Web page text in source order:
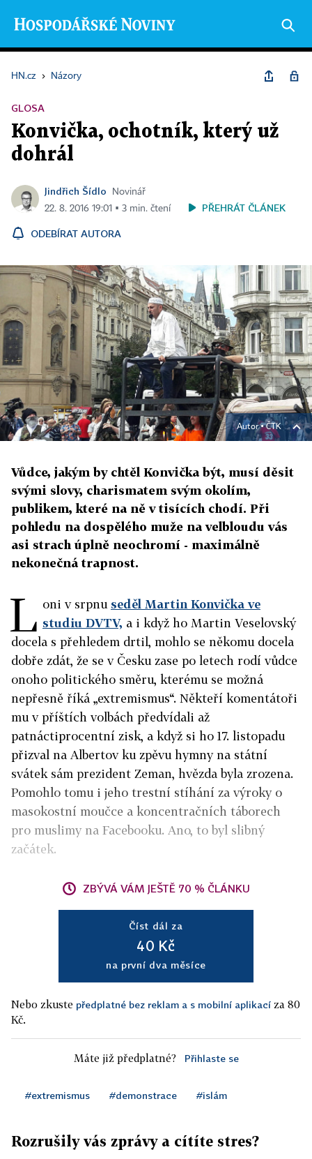
HN.cz › Názory
GLOSA
Konvička, ochotník, který už
dohrál
Jindřich Šídlo
Novinář
22. 8. 2016 19:01 ▪ 3 min. čtení
PŘEHRÁT ČLÁNEK
ODEBÍRAT AUTORA
Autor ▪ČTK
Vůdce, jakým by chtěl Konvička být, musí děsit
svými slovy, charismatem svým okolím,
publikem, které na ně v tisících chodí. Při
pohledu na dospělého muže na velbloudu vás
asi strach úplně neochromí - maximálně
nekonečná trapnost.
L oni v srpnu seděl Martin Konvička ve
studiu DVTV, a i když ho Martin Veselovský
docela s přehledem drtil, mohlo se někomu docela
dobře zdát, že se v Česku zase po letech rodí vůdce
onoho politického směru, kterému se možná
nepřesně říká „extremismus“. Někteří komentátoři
mu v příštích volbách předvídali až
patnáctiprocentní zisk, a když si ho 17. listopadu
přizval na Albertov ku zpěvu hymny na státní
svátek sám prezident Zeman, hvězda byla zrozena.
Pomohlo tomu i jeho trestní stíhání za výroky o
masokostní moučce a koncentračních táborech
pro muslimy na Facebooku. Ano, to byl slibný
začátek.
ZBÝVÁ VÁM JEŠTĚ 70 % ČLÁNKU
Číst dál za
40 Kč
na první dva měsíce
Nebo zkuste předplatné bez reklam a s mobilní aplikací za 80
Kč.
Máte již předplatné? Přihlaste se
#extremismus #demonstrace #islám
Rozrušily vás zprávy a cítíte stres?